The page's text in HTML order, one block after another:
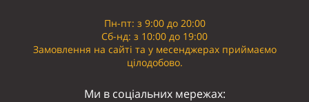
Пн-пт: з 9:00 до 20:00
Сб-нд: з 10:00 до 19:00
Замовлення на сайті та у месенджерах приймаємо
цілодобово.
Ми в соціальних мережах: